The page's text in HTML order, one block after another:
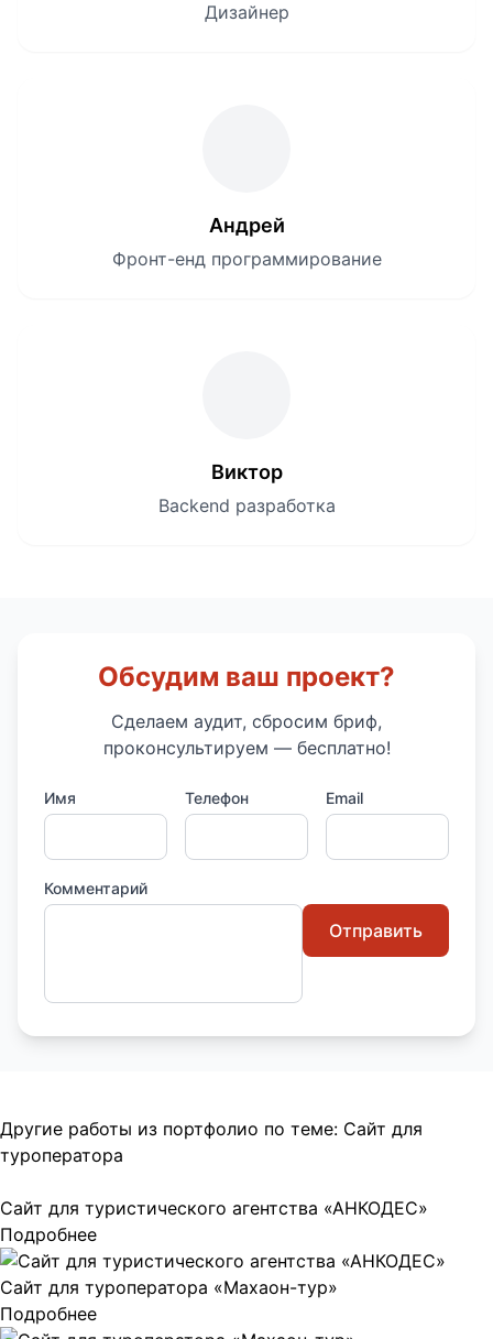
Дизайнер
Андрей
Фронт-енд программирование
Виктор
Backend разработка
Обсудим ваш проект?
Сделаем аудит, сбросим бриф,
проконсультируем — бесплатно!
Имя Телефон Email
Комментарий
Отправить
Другие работы из портфолио по теме: Сайт для
туроператора
Сайт для туристического агентства «АНКОДЕС»
Подробнее
Сайт для туроператора «Махаон-тур»
Подробнее